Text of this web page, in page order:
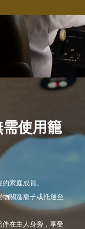
使用籠
家庭成員。
關進籠子或托運至
在主人身旁，享受